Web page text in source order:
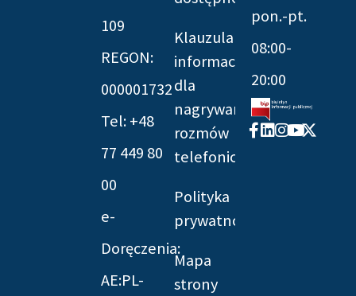
109
REGON:
000001732
Tel: +48
77 449 80
00
e-
Doręczenia:
AE:PL-
Klauzula
informacyjna
dla
nagrywania
rozmów
telefonicznych
Polityka
prywatności
Mapa
strony
pon.-pt.
08:00-
20:00
Facebook-
f
Linkedin
Instagram
Youtube
X-
twitter